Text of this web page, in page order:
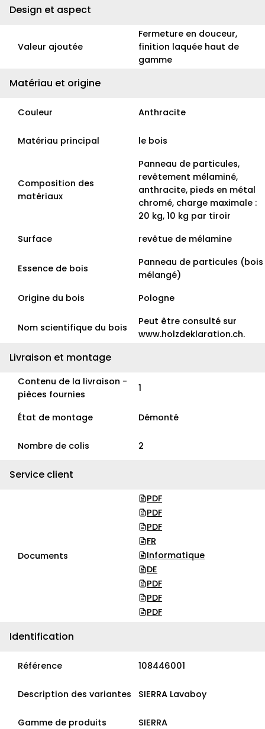
Design et aspect
Valeur ajoutée
Fermeture en douceur,
finition laquée haut de
gamme
Matériau et origine
Couleur Anthracite
Matériau principal le bois
Composition des
matériaux
Panneau de particules,
revêtement mélaminé,
anthracite, pieds en métal
chromé, charge maximale :
20 kg, 10 kg par tiroir
Surface
revêtue de mélamine
Essence de bois
Panneau de particules (bois
mélangé)
Origine du bois
Pologne
Nom scientifique du bois
Peut être consulté sur
www.holzdeklaration.ch.
Livraison et montage
Contenu de la livraison -
pièces fournies
1
État de montage Démonté
Nombre de colis 2
Service client
Documents
PDF
PDF
PDF
FR
Informatique
DE
PDF
PDF
PDF
Identification
Référence 108446001
Description des variantes SIERRA Lavaboy
Gamme de produits SIERRA